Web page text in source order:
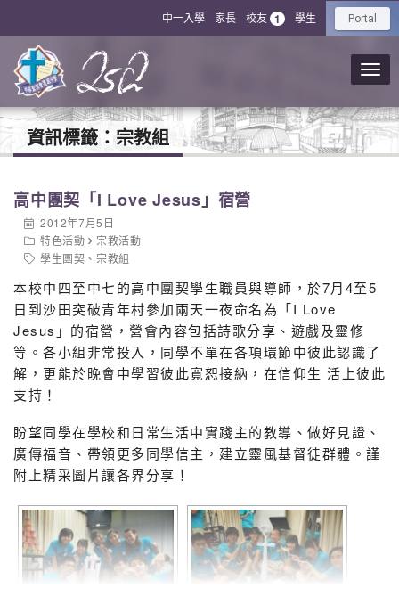
中一入學 家長 校友 1 學生 Portal
資訊標籤： 宗教組
高中團契「I Love Jesus」宿營
2012年7月5日
特色活動
宗教活動
學生團契 、宗教組
本校中四至中七的高中團契學生職員與導師，於7月4至5
日到沙田突破青年村參加兩天一夜命名為「I Love
Jesus」的宿營，營會內容包括詩歌分享、遊戲及靈修
等。各小組非常投入，同學不單在各項環節中彼此認識了
解，更能於晚會中學習彼此寬恕接納，在信仰生 活上彼此
支持！
盼望同學在學校和日常生活中實踐主的教導、做好見證、
廣傳福音、帶領更多同學信主，建立靈風基督徒群體。謹
附上精采圖片讓各界分享！